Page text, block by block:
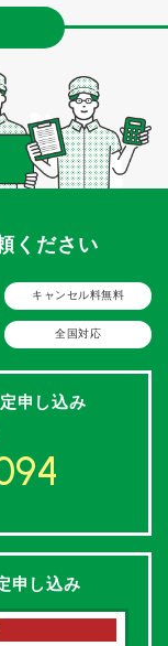
ください
キャンセル料無料
全国対応
申し込み
申し込み